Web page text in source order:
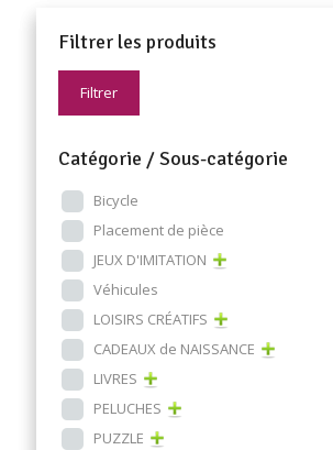
Filtrer les produits
Filtrer
Catégorie / Sous-catégorie
Bicycle
Placement de pièce
JEUX D'IMITATION
Véhicules
LOISIRS CRÉATIFS
CADEAUX de NAISSANCE
LIVRES
PELUCHES
PUZZLE